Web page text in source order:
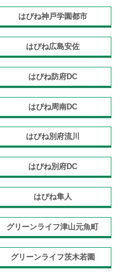
はぴね神戸学園都市
はぴね広島安佐
はぴね防府DC
はぴね周南DC
はぴね別府流川
はぴね別府DC
はぴね隼人
グリーンライフ津山元魚町
グリーンライフ茨木若園